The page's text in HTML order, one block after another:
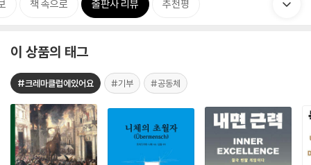
책 속으로 출판사 리뷰 추천평
이 상품의 태그
#크레마클럽에있어요 #기부 #공동체